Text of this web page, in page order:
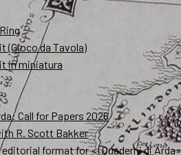
(Gioco da Tavola)
in miniatura
Call for Papers 2026
R. Scott Bakker
editorial format for «I Quaderni di Arda»